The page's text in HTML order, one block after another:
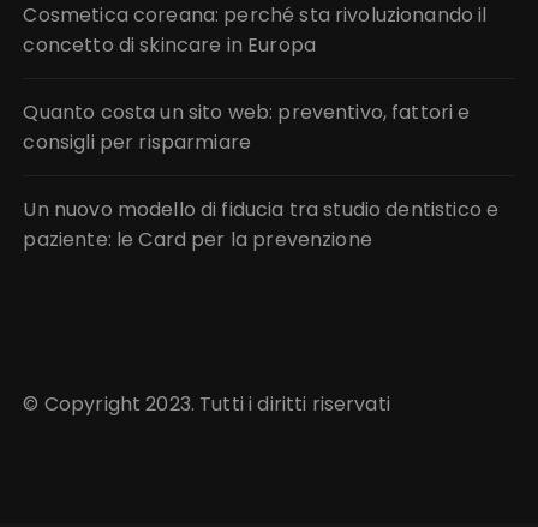
Cosmetica coreana: perché sta rivoluzionando il
concetto di skincare in Europa
Quanto costa un sito web: preventivo, fattori e
consigli per risparmiare
Un nuovo modello di fiducia tra studio dentistico e
paziente: le Card per la prevenzione
© Copyright 2023. Tutti i diritti riservati